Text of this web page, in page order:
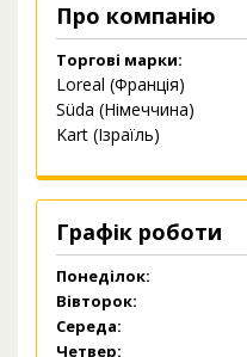
Про компанію
Торгові марки:
Loreal (Франція)
Süda (Німеччина)
Kart (Ізраїль)
Графік роботи
Понеділок:
Вівторок:
Середа:
Четвер: